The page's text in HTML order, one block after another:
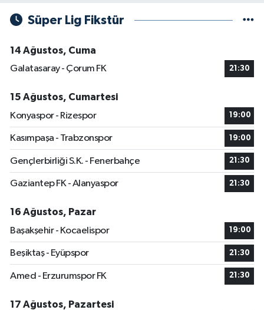
Süper Lig Fikstür
14 Ağustos, Cuma
Galatasaray - Çorum FK
21:30
15 Ağustos, Cumartesi
Konyaspor - Rizespor
19:00
Kasımpaşa - Trabzonspor 19:00
Gençlerbirliği S.K. - Fenerbahçe 21:30
Gaziantep FK - Alanyaspor 21:30
16 Ağustos, Pazar
Başakşehir - Kocaelispor
19:00
Beşiktaş - Eyüpspor 21:30
Amed - Erzurumspor FK 21:30
17 Ağustos, Pazartesi